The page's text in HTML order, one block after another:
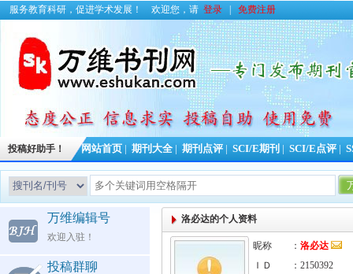
服务教育科研，促进学术发展！ 欢迎您，请 登录 免费注册
投稿好助手！ 网站首页 期刊大全 期刊点评 SCI/E期刊 SCI/E点评
万维编辑号
欢迎入驻！
投稿群聊
洛必达的个人资料
昵称 ： 洛必达
ＩＤ ：2150392